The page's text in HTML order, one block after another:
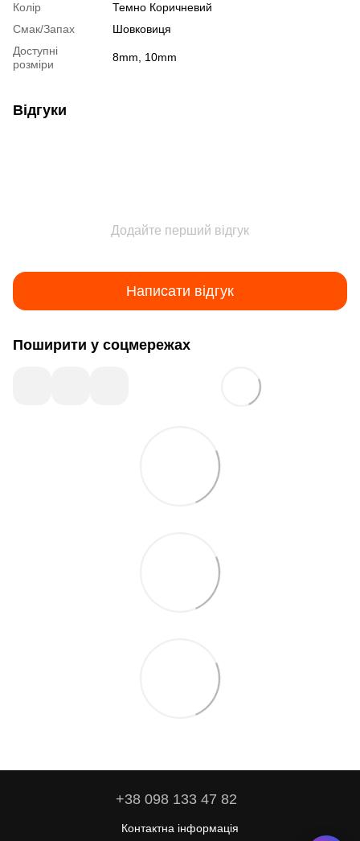
Колір
Темно Коричневий
Смак/Запах
Шовковиця
Доступні
розміри
8mm, 10mm
Відгуки
Додайте перший відгук
Написати відгук
Поширити у соцмережах
+38 098 133 47 82
Контактна інформація